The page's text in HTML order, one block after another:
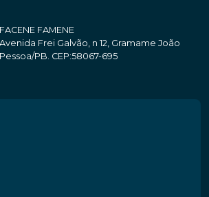
FACENE FAMENE
Avenida Frei Galvão, n 12, Gramame João
Pessoa/PB. CEP:58067-695